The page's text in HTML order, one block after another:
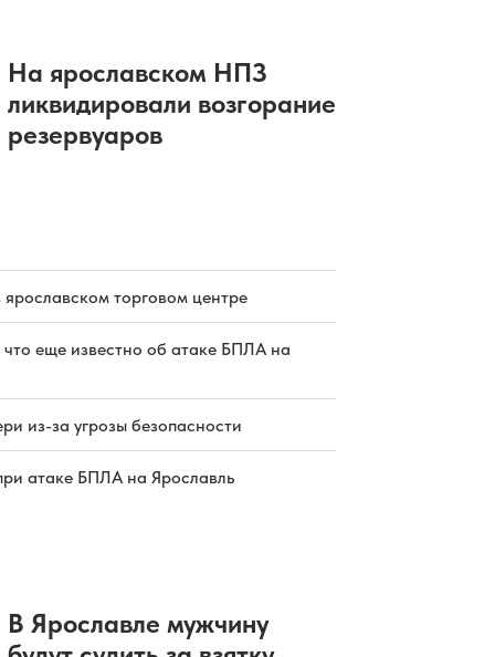
работать пять новых пожарных
автоцистерн
05.08.2026 19:00|ОБЩЕСТВО
Рыбинские ветеринары помогли
артистичному козленку
На ярославском НПЗ
ликвидировали возгорание
резервуаров
торговом центре
еще известно об атаке БПЛА на
из-за угрозы безопасности
атаке БПЛА на Ярославль
В Ярославле мужчину